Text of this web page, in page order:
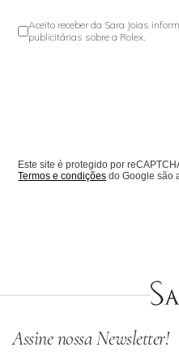
Aceito receber da Sara Joias
publicitárias sobre a Rolex.
Este site é protegido por
Termos e condições do Google são
Assine nossa Newsletter!